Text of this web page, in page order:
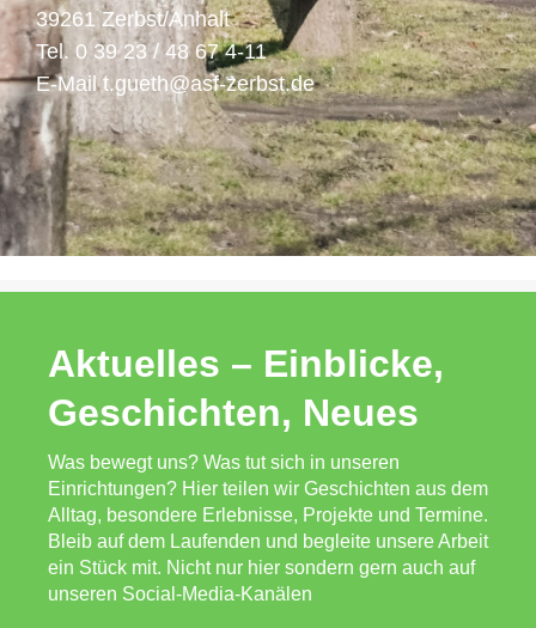
39261 Zerbst/Anhalt
Tel. 0 39 23 / 48 67 4-11
E-Mail t.gueth@asf-zerbst.de
Aktuelles – Einblicke,
Geschichten, Neues
Was bewegt uns? Was tut sich in unseren
Einrichtungen? Hier teilen wir Geschichten aus dem
Alltag, besondere Erlebnisse, Projekte und Termine.
Bleib auf dem Laufenden und begleite unsere Arbeit
ein Stück mit. Nicht nur hier sondern gern auch auf
unseren Social-Media-Kanälen